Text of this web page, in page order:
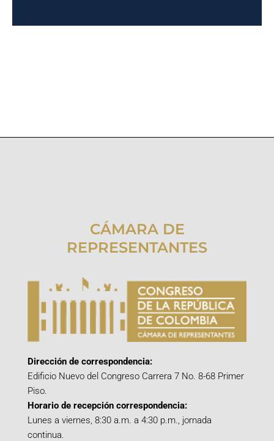
CÁMARA DE
REPRESENTANTES
Dirección de correspondencia:
Edificio Nuevo del Congreso Carrera 7 No. 8-68 Primer
Piso.
Horario de recepción correspondencia:
Lunes a viernes, 8:30 a.m. a 4:30 p.m., jornada
continua.